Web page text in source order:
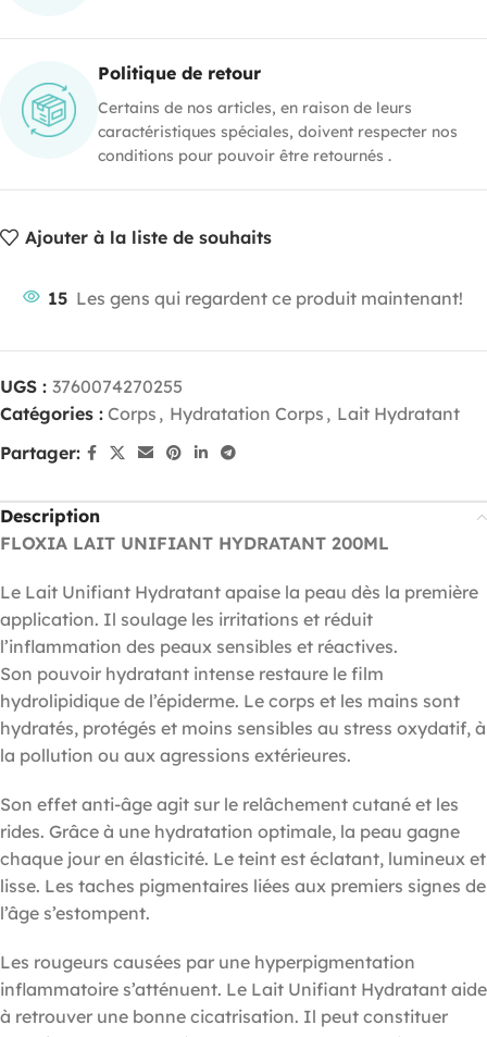
Politique de retour
Certains de nos articles, en raison de leurs
caractéristiques spéciales, doivent respecter nos
conditions pour pouvoir être retournés .
Ajouter à la liste de souhaits
15 Les gens qui regardent ce produit maintenant!
UGS : 3760074270255
Catégories : Corps , Hydratation Corps , Lait Hydratant
Partager:
Description
FLOXIA LAIT UNIFIANT HYDRATANT 200ML
Le Lait Unifiant Hydratant apaise la peau dès la première
application. Il soulage les irritations et réduit
l’inflammation des peaux sensibles et réactives.
Son pouvoir hydratant intense restaure le film
hydrolipidique de l’épiderme. Le corps et les mains sont
hydratés, protégés et moins sensibles au stress oxydatif, à
la pollution ou aux agressions extérieures.
Son effet anti-âge agit sur le relâchement cutané et les
rides. Grâce à une hydratation optimale, la peau gagne
chaque jour en élasticité. Le teint est éclatant, lumineux et
lisse. Les taches pigmentaires liées aux premiers signes de
l’âge s’estompent.
Les rougeurs causées par une hyperpigmentation
inflammatoire s’atténuent. Le Lait Unifiant Hydratant aide
à retrouver une bonne cicatrisation. Il peut constituer